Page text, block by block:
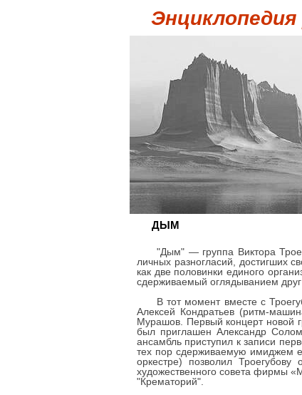
Энциклопедия
ДЫМ
"Дым" — группа Виктора
личных разногласий, достигших
как две половинки единого
сдерживаемый оглядыванием
В тот момент вместе с
Алексей Кондратьев (ритм-
Мурашов. Первый концерт новой
был приглашен Александр
ансамбль приступил к записи
тех пор сдерживаемую имиджем
оркестре) позволил
художественного совета фирмы
"Крематорий".